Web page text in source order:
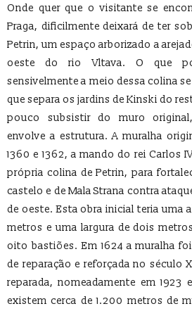
Onde quer que o visitante se
Praga, dificilmente deixará de ter
Petrin, um espaço arborizado a
oeste do rio Vltava. O que
sensivelmente a meio dessa colina
que separa os jardins de Kinski do
pouco subsistir do muro
envolve a estrutura. A muralha
1360 e 1362, a mando do rei Carlos
própria colina de Petrin, para
castelo e de Mala Strana contra
de oeste. Esta obra inicial teria uma
metros e uma largura de dois
oito bastiões. Em 1624 a muralha
de reparação e reforçada no século
reparada, nomeadamente em 1923
existem cerca de 1.200 metros de